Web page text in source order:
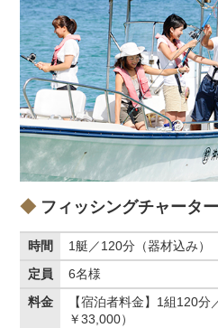
フィッシングチャーター
時間
1艇／120分（器材込み）
定員
6名様
料金
【宿泊者料金】1組120
￥33,000）